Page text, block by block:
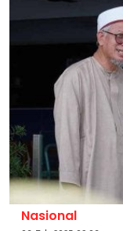
Nasional